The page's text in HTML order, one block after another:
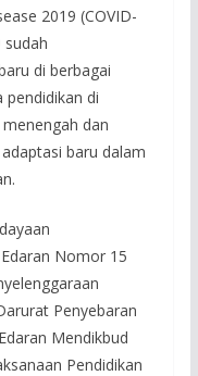
2019 (COVID-
di berbagai
pendidikan di
dan
baru dalam
Nomor 15
Penyebaran
Mendikbud
Pendidikan